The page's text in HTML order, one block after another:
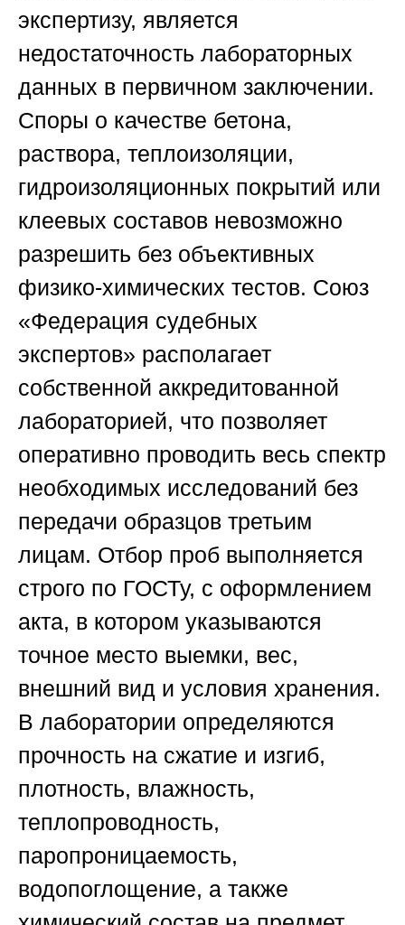
экспертизу, является
недостаточность лабораторных
данных в первичном заключении.
Споры о качестве бетона,
раствора, теплоизоляции,
гидроизоляционных покрытий или
клеевых составов невозможно
разрешить без объективных
физико-химических тестов. Союз
«Федерация судебных
экспертов» располагает
собственной аккредитованной
лабораторией, что позволяет
оперативно проводить весь спектр
необходимых исследований без
передачи образцов третьим
лицам. Отбор проб выполняется
строго по ГОСТу, с оформлением
акта, в котором указываются
точное место выемки, вес,
внешний вид и условия хранения.
В лаборатории определяются
прочность на сжатие и изгиб,
плотность, влажность,
теплопроводность,
паропроницаемость,
водопоглощение, а также